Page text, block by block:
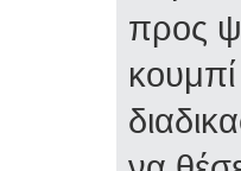
προς